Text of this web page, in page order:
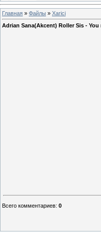
Главная » Файлы » Xarici
Adrian Sana(Akcent) Roller Sis - You
Всего комментариев: 0